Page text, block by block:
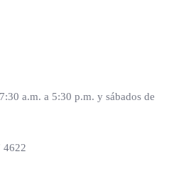
a.m. a 5:30 p.m. y sábados de
4622